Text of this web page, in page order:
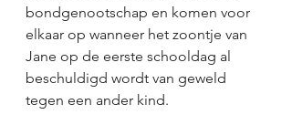
bondgenootschap en komen voor
elkaar op wanneer het zoontje van
Jane op de eerste schooldag al
beschuldigd wordt van geweld
tegen een ander kind.